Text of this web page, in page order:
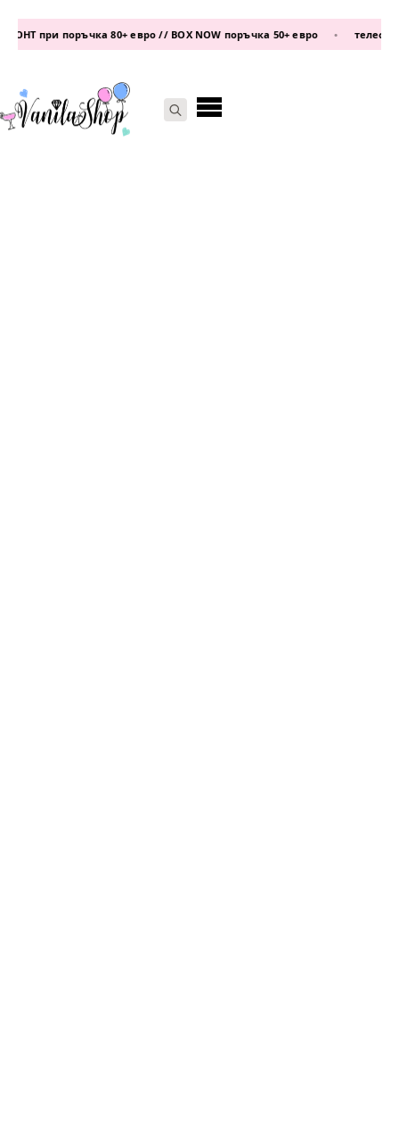
при поръчка 80+ евро // BOX NOW поръчка 50+ евро • телефон: